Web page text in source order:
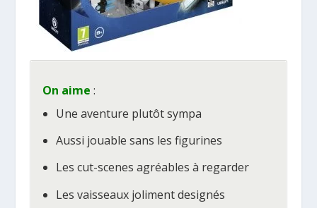
On aime:
Une aventure plutôt sympa
Aussi jouable sans les figurines
Les cut-scenes agréables à regarder
Les vaisseaux joliment designés